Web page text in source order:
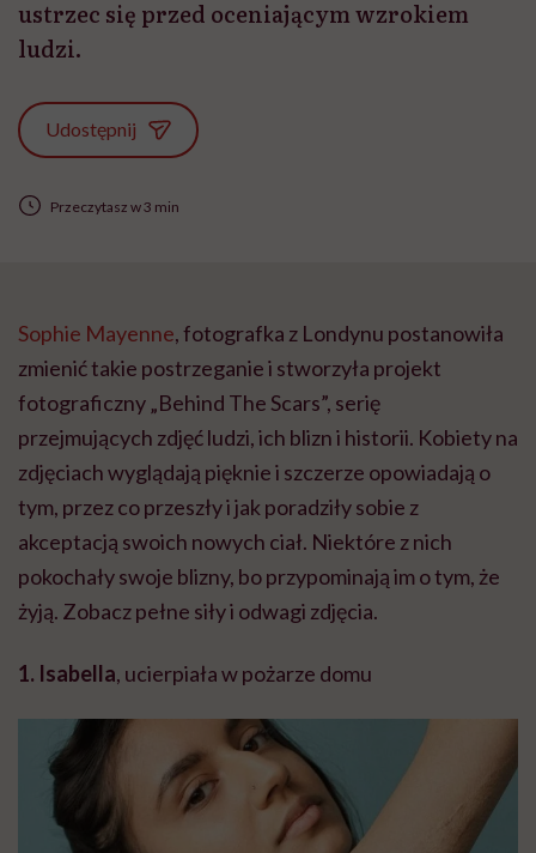
ustrzec się przed oceniającym wzrokiem
ludzi.
Udostępnij
Przeczytasz w 3 min
Sophie Mayenne, fotografka z Londynu postanowiła
zmienić takie postrzeganie i stworzyła projekt
fotograficzny „Behind The Scars”, serię
przejmujących zdjęć ludzi, ich blizn i historii. Kobiety na
zdjęciach wyglądają pięknie i szczerze opowiadają o
tym, przez co przeszły i jak poradziły sobie z
akceptacją swoich nowych ciał. Niektóre z nich
pokochały swoje blizny, bo przypominają im o tym, że
żyją. Zobacz pełne siły i odwagi zdjęcia.
1. Isabella, ucierpiała w pożarze domu